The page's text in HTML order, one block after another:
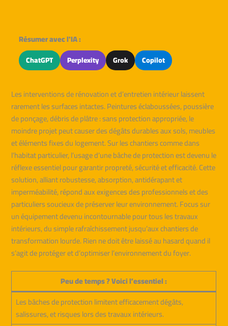
Résumer avec l'IA :
ChatGPT Perplexity Grok Copilot
Les interventions de rénovation et d’entretien intérieur laissent
rarement les surfaces intactes. Peintures éclaboussées, poussière
de ponçage, débris de plâtre : sans protection appropriée, le
moindre projet peut causer des dégâts durables aux sols, meubles
et éléments fixes du logement. Sur les chantiers comme dans
l’habitat particulier, l’usage d’une bâche de protection est devenu le
réflexe essentiel pour garantir propreté, sécurité et efficacité. Cette
solution, alliant robustesse, absorption, antidérapant et
imperméabilité, répond aux exigences des professionnels et des
particuliers soucieux de préserver leur environnement. Focus sur
un équipement devenu incontournable pour tous les travaux
intérieurs, du simple rafraîchissement jusqu’aux chantiers de
transformation lourde. Rien ne doit être laissé au hasard quand il
s’agit de protéger et d’optimiser l’environnement du foyer.
Peu de temps ? Voici l’essentiel :
Les bâches de protection limitent efficacement dégâts,
salissures, et risques lors des travaux intérieurs.